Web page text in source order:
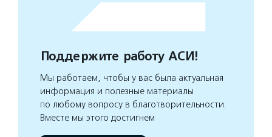
Поддержите работу АСИ!
Мы работаем, чтобы у вас была актуальная
информация и полезные материалы
по любому вопросу в благотворительности.
Вместе мы этого достигнем